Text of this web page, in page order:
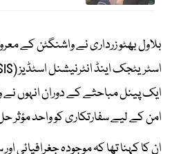
بلاول بھٹو زرداری نے واشنگٹن کے
ایک پینل مباحثے کے دوران انہوں نے
امن کے لیے سفارتکاری کو واحد
ان کا کہنا تھا کہ موجودہ جغرافیائی